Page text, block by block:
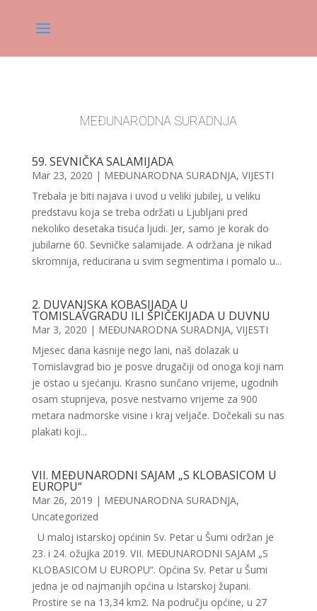
MEĐUNARODNA SURADNJA
59. SEVNIČKA SALAMIJADA
Mar 23, 2020 | MEĐUNARODNA SURADNJA, VIJESTI
Trebala je biti najava i uvod u veliki jubilej, u veliku
predstavu koja se treba održati u Ljubljani pred
nekoliko desetaka tisuća ljudi. Jer, samo je korak do
jubilarne 60. Sevničke salamijade. A održana je nikad
skromnija, reducirana u svim segmentima i pomalo u...
2. DUVANJSKA KOBASIJADA U
TOMISLAVGRADU ILI ŠPIČEKIJADA U DUVNU
Mar 3, 2020 | MEĐUNARODNA SURADNJA, VIJESTI
Mjesec dana kasnije nego lani, naš dolazak u
Tomislavgrad bio je posve drugačiji od onoga koji nam
je ostao u sjećanju. Krasno sunčano vrijeme, ugodnih
osam stupnjeva, posve nestvarno vrijeme za 900
metara nadmorske visine i kraj veljače. Dočekali su nas
plakati koji...
VII. MEĐUNARODNI SAJAM „S KLOBASICOM U
EUROPU“
Mar 26, 2019 | MEĐUNARODNA SURADNJA,
Uncategorized
U maloj istarskoj općinin Sv. Petar u Šumi održan je
23. i 24. ožujka 2019. VII. MEĐUNARODNI SAJAM „S
KLOBASICOM U EUROPU“. Općina Sv. Petar u Šumi
jedna je od najmanjih općina u Istarskoj župani.
Prostire se na 13,34 km2. Na području općine, u 27